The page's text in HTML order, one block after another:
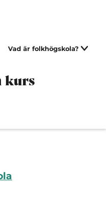
Vad är folkhögskola?
kurs